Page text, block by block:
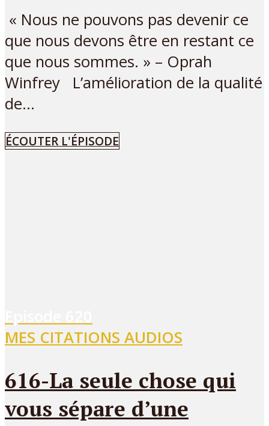
« Nous ne pouvons pas devenir ce
que nous devons être en restant ce
que nous sommes. » – Oprah
Winfrey L’amélioration de la qualité
de...
ÉCOUTER L'ÉPISODE
MES CITATIONS AUDIOS
616-La seule chose qui
vous sépare d’une